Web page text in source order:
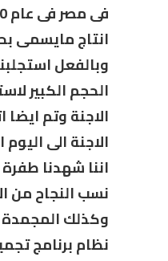
انتاج مايسمى
الحجم الكبير
الاجنة وتم ايضا
الاجنة الى
اننا شهدنا
نسب النجاح من
وكذلك
نظام برنامج